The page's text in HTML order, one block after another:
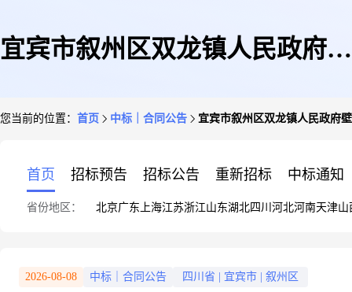
宜宾市叙州区双龙镇人民政府壁
您当前的位置： 首页 中标｜合同公告 宜宾市叙州区双龙镇人民政府
首页 招标预告 招标公告 重新招标 中标通知
省份地区： 北京广东 上海江苏浙江山东湖北四川 河北河南天津山
2026-08-08 中标｜合同公告 四川省 宜宾市 叙州区